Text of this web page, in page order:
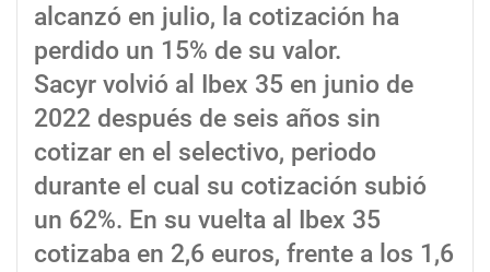
alcanzó en julio, la cotización ha
perdido un 15% de su valor.
Sacyr volvió al Ibex 35 en junio de
2022 después de seis años sin
cotizar en el selectivo, periodo
durante el cual su cotización subió
un 62%. En su vuelta al Ibex 35
cotizaba en 2,6 euros, frente a los 1,6